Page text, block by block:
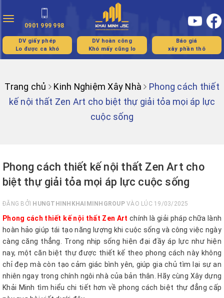
Toggle
navigation
0901 999 998
DV giấy phép
Lo được ca khó
DV hoàn công
Khó mấy cũng lo
Báo giá
xây phần thô
Trang chủ Kinh Nghiệm Xây Nhà
Phong cách thiết
kế nội thất Zen Art cho biệt thự giải tỏa mọi áp lực
cuộc sống
Phong cách thiết kế nội thất Zen Art cho
biệt thự giải tỏa mọi áp lực cuộc sống
ĐĂNG BỞI HUNGTHINHKHAIMINHGROUPVÀO LÚC 19/03/2025
Phong cách thiết kế nội thất Zen Art chính là giải pháp chữa lành
hoàn hảo giúp tái tạo năng lượng khi cuộc sống và công việc ngày
càng căng thẳng. Trong nhịp sống hiện đại đầy áp lực như hiện
nay, một căn biệt thự được thiết kế theo phong cách này không
chỉ đẹp mà còn tạo cảm giác bình yên, giúp gia chủ tìm lại sự an
nhiên ngay trong chính ngôi nhà của bản thân. Hãy cùng Xây dựng
Khải Minh tìm hiểu chi tiết hơn về phong cách biệt thự đẳng cấp